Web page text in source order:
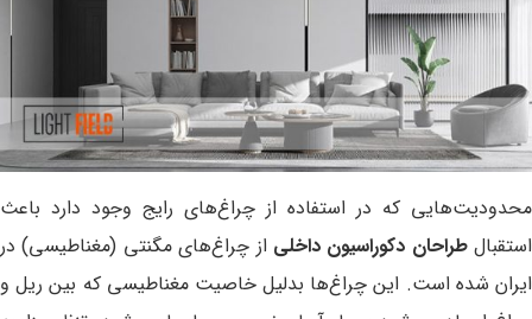
محدودیت‌هایی که در استفاده از چراغ‌های رایج وجود دارد باعث
استقبالطراحان دکوراسیون داخلی از چراغ‌های مگنتی (مغناطیسی) در
ایران شده است. این چراغ‌ها بدلیل خاصیت مغناطیسی که بین ریل و